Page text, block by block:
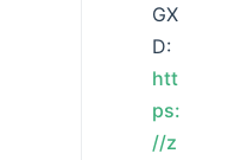
GX
D:
htt
ps:
//z